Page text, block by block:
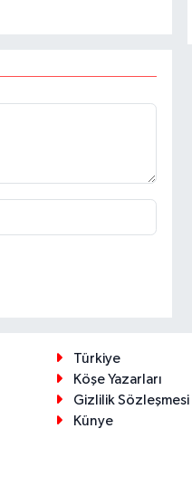
Türkiye
Köşe Yazarları
Gizlilik Sözleşmesi
Künye